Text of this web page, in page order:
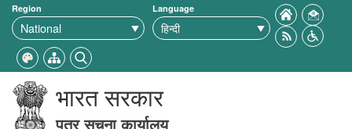
Region Language
भारत सरकार
पत्र सूचना कार्यालय